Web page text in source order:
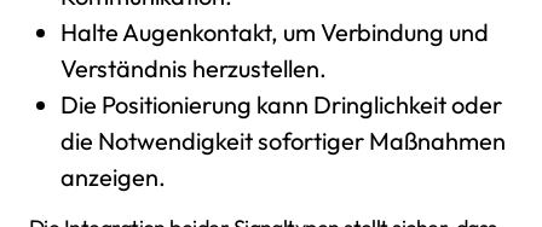
Halte Augenkontakt, um Verbindung und
Verständnis herzustellen.
Die Positionierung kann Dringlichkeit oder
die Notwendigkeit sofortiger Maßnahmen
anzeigen.